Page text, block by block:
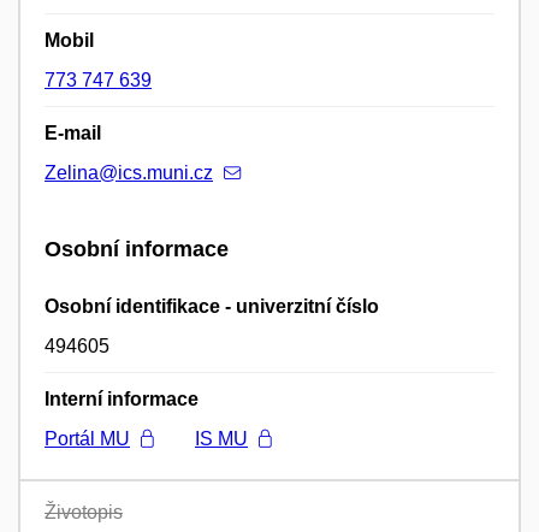
Mobil
773 747 639
E-mail
Zelina@ics.muni.cz
Osobní informace
Osobní identifikace - univerzitní číslo
494605
Interní informace
Portál MU
IS MU
Životopis